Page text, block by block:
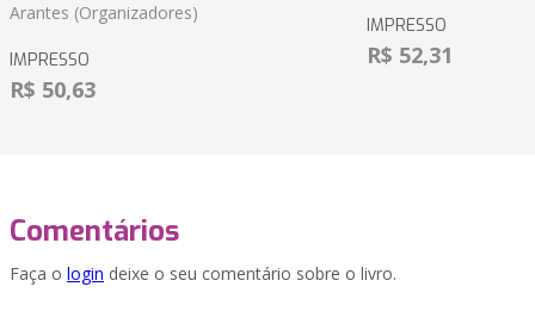
Arantes (Organizadores)
IMPRESSO
R$ 50,63
IMPRESSO
R$ 52,31
Comentários
Faça o login deixe o seu comentário sobre o livro.